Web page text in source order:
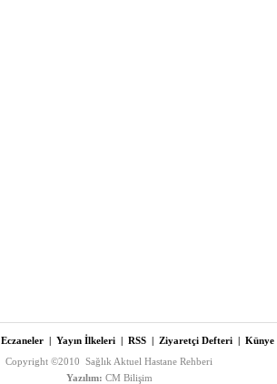
Eczaneler | Yayın İlkeleri | RSS | Ziyaretçi Defteri | Künye
Copyright ©2010 Sağlık Aktuel Hastane Rehberi
Yazılım: CM Bilişim